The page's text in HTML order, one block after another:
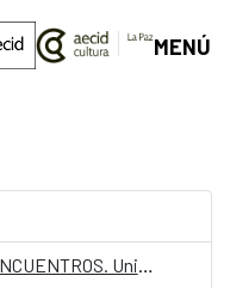
MENÚ
Visita mediada a la exposición ENCUENTROS. Uniendo lo desgarrado